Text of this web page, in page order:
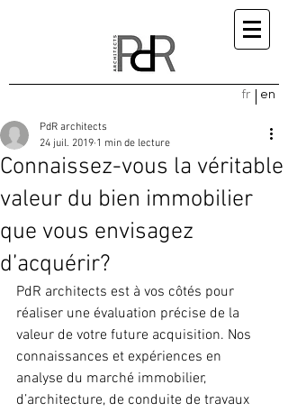
fr en
Connaissez-vous la véritable
valeur du bien immobilier
que vous envisagez
d’acquérir?
PdR architects
24 juil. 2019 1 min de lecture
PdR architects est à vos côtés pour
réaliser une évaluation précise de la
valeur de votre future acquisition. Nos
connaissances et expériences en
analyse du marché immobilier,
d’architecture, de conduite de travaux